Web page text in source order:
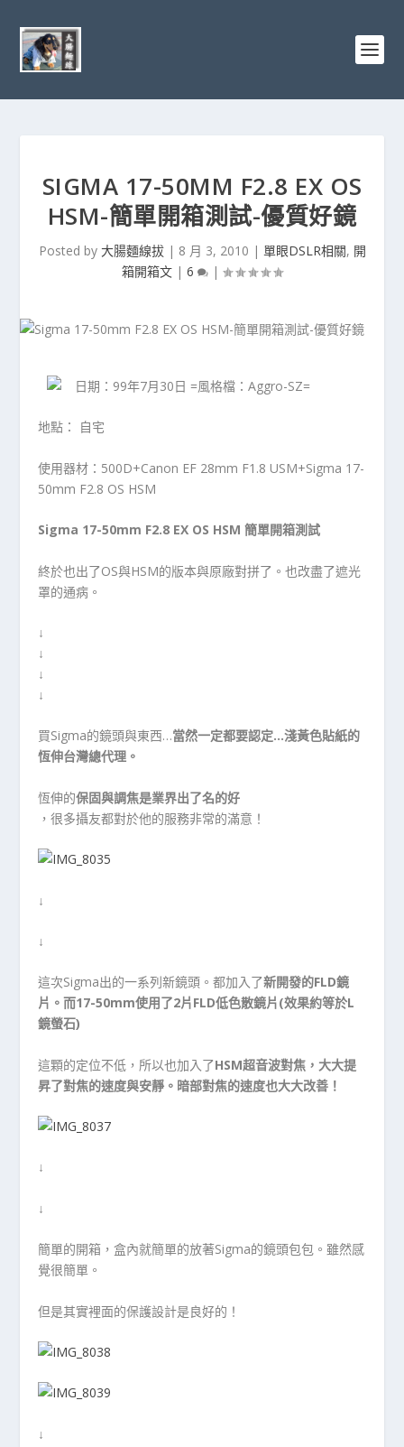
SIGMA 17-50MM F2.8 EX OS
HSM-簡單開箱測試-優質好鏡
Posted by 大腸麵線拔| 8 月 3, 2010 | 單眼DSLR相關, 開
箱開箱文 | 6 |
日期：99年7月30日 =風格檔：Aggro-SZ=
地點： 自宅
使用器材：500D+Canon EF 28mm F1.8 USM+Sigma 17-
50mm F2.8 OS HSM
Sigma 17-50mm F2.8 EX OS HSM 簡單開箱測試
終於也出了OS與HSM的版本與原廠對拼了。也改盡了遮光
罩的通病。
↓
↓
↓
↓
買Sigma的鏡頭與東西…當然一定都要認定…淺黃色貼紙的
恆伸台灣總代理。
恆伸的保固與調焦是業界出了名的好
，很多攝友都對於他的服務非常的滿意！
↓
↓
這次Sigma出的一系列新鏡頭。都加入了新開發的FLD鏡
片。而17-50mm使用了2片FLD低色散鏡片(效果約等於L
鏡螢石)
這顆的定位不低，所以也加入了HSM超音波對焦，大大提
昇了對焦的速度與安靜。暗部對焦的速度也大大改善！
↓
↓
簡單的開箱，盒內就簡單的放著Sigma的鏡頭包包。雖然感
覺很簡單。
但是其實裡面的保護設計是良好的！
↓